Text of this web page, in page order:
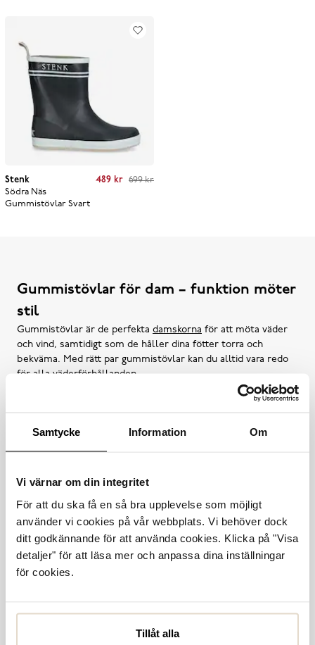
Samtycke Information Om
Vi värnar om din integritet
För att du ska få en så bra upplevelse som möjligt
använder vi cookies på vår webbplats. Vi behöver dock
ditt godkännande för att använda cookies. Klicka på "Visa
detaljer" för att läsa mer och anpassa dina inställningar
för cookies.
Tillåt alla
Stenk
Södra Näs
Gummistövlar Svart
price Previous price
489 kr 699 kr
Gummistövlar för dam – funktion möter
stil
Gummistövlar är de perfekta damskorna för att möta väder
och vind, samtidigt som de håller dina fötter torra och
bekväma. Med rätt par gummistövlar kan du alltid vara redo
för alla väderförhållanden.
väder till outletpriser
Våra gummistövlar är mer än bara funktionella – de är
oavsett om du är ute på en skogspromenad eller ute i
trädgården. Deras robusta konstruktion håller dina fötter
torra och skyddade. Oavsett om du föredrar klassiska stövlar
eller vill addera en twist med ett par färgglada gummistövlar,
är du redo för både regniga dagar och utomhusäventyr.
Gummistövlar använder du kanske inte varje dag, men de är
fortfarande en viktig del av skogarderoben. De dagar som